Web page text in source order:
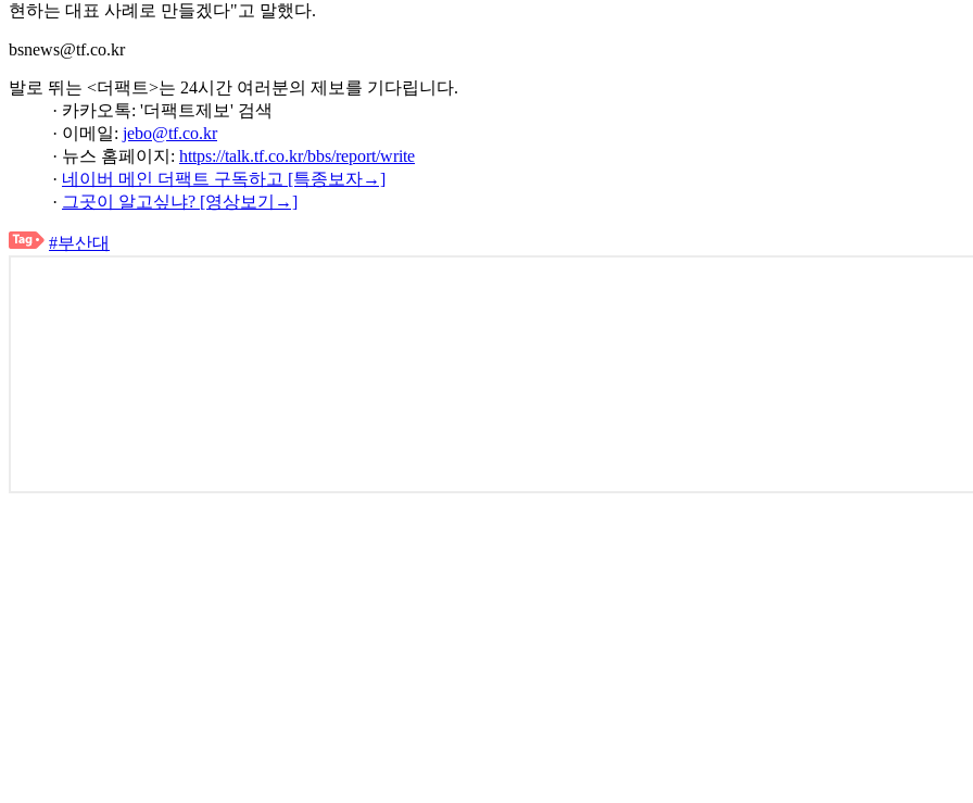
현하는 대표 사례로 만들겠다"고 말했다.
bsnews@tf.co.kr
발로 뛰는 <더팩트>는 24시간 여러분의 제보를 기다립니다.
· 카카오톡: '더팩트제보' 검색
· 이메일: jebo@tf.co.kr
· 뉴스 홈페이지: https://talk.tf.co.kr/bbs/report/write
· 네이버 메인 더팩트 구독하고 [특종보자→]
· 그곳이 알고싶냐? [영상보기→]
#부산대